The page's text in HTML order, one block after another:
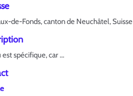
de-Fonds, canton de Neuchâtel, Suisse
est spécifique, car ...